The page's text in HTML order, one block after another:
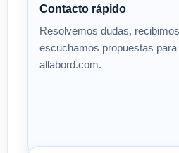
Contacto rápido
Resolvemos dudas,
escuchamos propuestas
allabord.com.